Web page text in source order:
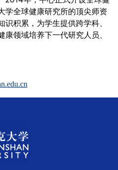
学全球健康研究所的顶尖师资
积累，为学生提供跨学科、
领域培养下一代研究人员、